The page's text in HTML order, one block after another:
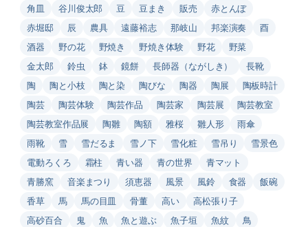
角皿
谷川俊太郎 豆 豆まき 販売
赤とんぼ
赤堀邸
辰 農具 遠藤裕志 那岐山 邦楽演奏
酉
酒器
野の花 野焼き 野焼き体験 野花
野菜
金太郎
鈴虫 鉢 鏡餅 長師器（ながしき）
長靴
陶
陶と小枝 陶と染 陶びな 陶器 陶展
陶板時計
陶芸
陶芸体験 陶芸作品 陶芸家 陶芸展
陶芸教室
陶芸教室作品展
陶雛 陶額 雅桜 雛人形
雨傘
雨靴
雪 雪だるま 雪ノ下 雪化粧 雪吊り
雪景色
電動ろくろ
霜柱 青い器 青の世界
青マット
青勝窯
音楽まつり 須恵器 風景 風鈴 食器
飯碗
香草
馬 馬の目皿 骨董 高い
高松張り子
高砂百合
鬼 魚 魚と遊ぶ 魚子垣 魚紋
鳥